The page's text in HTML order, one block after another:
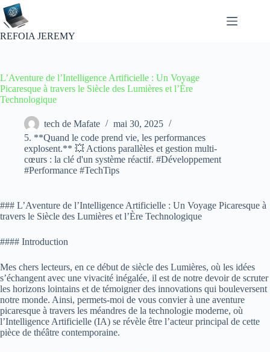
Passer
au
contenu
REFOIA JEREMY
L’Aventure de l’Intelligence Artificielle : Un Voyage
Picaresque à travers le Siècle des Lumières et l’Ère
Technologique
tech de Mafate
mai 30, 2025
5. **Quand le code prend vie, les performances
explosent.** 💥 Actions parallèles et gestion multi-
cœurs : la clé d'un système réactif. #Développement
#Performance #TechTips
### L’Aventure de l’Intelligence Artificielle : Un Voyage Picaresque à
travers le Siècle des Lumières et l’Ère Technologique
#### Introduction
Mes chers lecteurs, en ce début de siècle des Lumières, où les idées
s’échangent avec une vivacité inégalée, il est de notre devoir de scruter
les horizons lointains et de témoigner des innovations qui bouleversent
notre monde. Ainsi, permets-moi de vous convier à une aventure
picaresque à travers les méandres de la technologie moderne, où
l’Intelligence Artificielle (IA) se révèle être l’acteur principal de cette
pièce de théâtre contemporaine.